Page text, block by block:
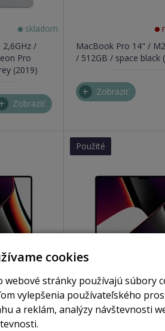
skladom
/
Pro
(2019)
Zobraziť
MacBook Pro 14" /
/ 512GB / space black
Zobraziť
je skladom
Pro / 16GB
Použité
MacBook Pro 14" /
/ 512GB / space grey
cookies
webové stránky používajú súbory
vylepšenia používateľského
a reklám, analýzy návštevnosti